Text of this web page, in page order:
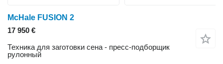
McHale FUSION 2
17 950 €
Техника для заготовки сена - пресс-подборщик
рулонный